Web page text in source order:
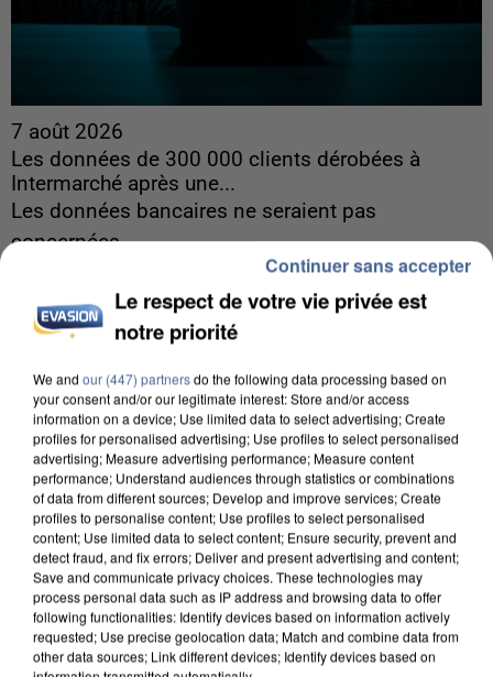
7 août 2026
Les données de 300 000 clients dérobées à
Intermarché après une...
Les données bancaires ne seraient pas
concernées.
7 août 2026
Un second cadre de la DZ Mafia interpellé en
Le respect de votre vie privée est
notre priorité
We and our (447) partnersdo the following data processing based on
your consent and/or our legitimate interest: Store and/or access
information on a device; Use limited data to select advertising; Create
profiles for personalised advertising; Use profiles to select personalised
advertising; Measure advertising performance; Measure content
performance; Understand audiences through statistics or combinations
of data from different sources; Develop and improve services; Create
profiles to personalise content; Use profiles to select personalised
content; Use limited data to select content; Ensure security, prevent and
detect fraud, and fix errors; Deliver and present advertising and content;
Save and communicate privacy choices. These technologies may
process personal data such as IP address and browsing data to offer
following functionalities: Identify devices based on information actively
requested; Use precise geolocation data; Match and combine data from
other data sources; Link different devices; Identify devices based on
Continuer sans accepter